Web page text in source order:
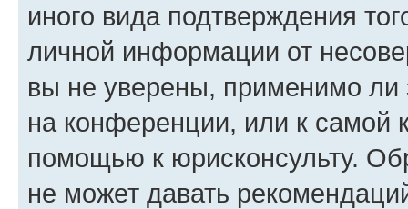
иного вида подтверждения
личной информации от
вы не уверены, применимо ли
на конференции, или к самой
помощью к юрисконсульту.
не может давать